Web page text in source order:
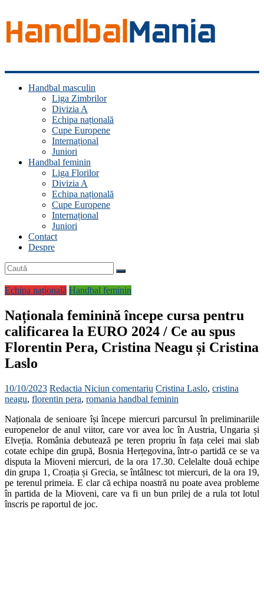
Handbal
ManiaHandbal masculin
Liga Zimbrilor
Divizia A
Echipa națională
Cupe Europene
Internațional
Juniori
Handbal feminin
Liga Florilor
Divizia A
Echipa națională
Cupe Europene
Internațional
Juniori
Contact
Despre
Echipa națională Handbal feminin
Naționala feminină începe cursa pentru
calificarea la EURO 2024 / Ce au spus
Florentin Pera, Cristina Neagu și Cristina
Laslo
10/10/2023 Redactia Niciun comentariu Cristina Laslo, cristina
neagu, florentin pera, romania handbal feminin
Naționala de senioare își începe miercuri parcursul în preliminariile
europenelor de anul viitor, care vor avea loc în Austria, Ungaria și
Elveția. România debutează pe teren propriu în fața celei mai slab
cotate echipe din grupă, Bosnia Herțegovina, într-o partidă ce se va
disputa la Mioveni miercuri, de la ora 17.30. Celelalte două echipe
din grupa 1, Croația și Grecia, se întâlnesc tot miercuri, de la ora 19,
pe terenul primeia. E clar că echipa noastră nu poate avea probleme
în partida de la Mioveni, care va fi un bun prilej de a rula tot lotul
înscris pe raportul de joc.